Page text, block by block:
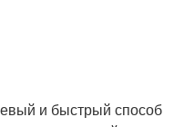
и быстрый способ